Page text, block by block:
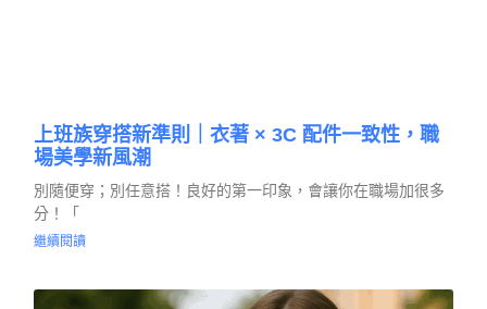
上班族穿搭新準則｜衣著 × 3C 配件一致性，職
場美學新風潮
別隨便穿；別任意搭！良好的第一印象，會讓你在職場加很多
分！「
繼續閱讀